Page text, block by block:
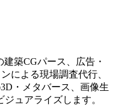
築CGパース、広告・
による現場調査代行、
・メタバース、画像生
ュアライズします。